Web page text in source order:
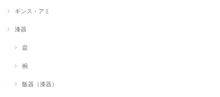
ギンス・アミ
漆器
盆
椀
飯器（漆器）